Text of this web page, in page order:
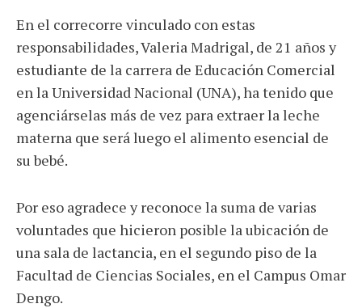
En el correcorre vinculado con estas
responsabilidades, Valeria Madrigal, de 21 años y
estudiante de la carrera de Educación Comercial
en la Universidad Nacional (UNA), ha tenido que
agenciárselas más de vez para extraer la leche
materna que será luego el alimento esencial de
su bebé.
Por eso agradece y reconoce la suma de varias
voluntades que hicieron posible la ubicación de
una sala de lactancia, en el segundo piso de la
Facultad de Ciencias Sociales, en el Campus Omar
Dengo.